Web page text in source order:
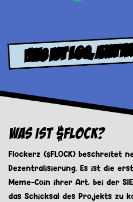
WAS IST LOS,
Was ist $FLOCK?
Flockerz ($FLOCK) beschreitet
Dezentralisierung. Es ist die
Meme-Coin ihrer Art, bei der
das Schicksal des Projekts zu